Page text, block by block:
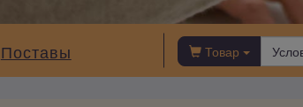
Поставы Товар